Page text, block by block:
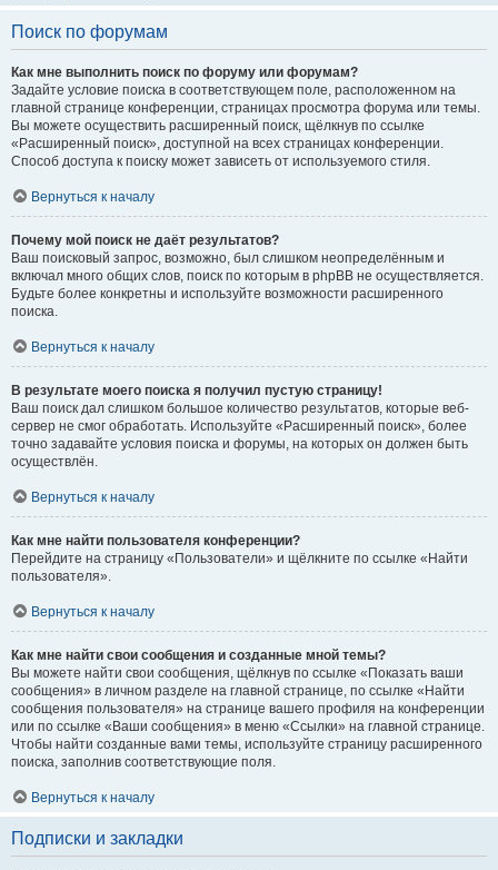
Поиск по форумам
Как мне выполнить поиск по форуму или форумам?
Задайте условие поиска в соответствующем поле, расположенном на
главной странице конференции, страницах просмотра форума или темы.
Вы можете осуществить расширенный поиск, щёлкнув по ссылке
«Расширенный поиск», доступной на всех страницах конференции.
Способ доступа к поиску может зависеть от используемого стиля.
Вернуться к началу
Почему мой поиск не даёт результатов?
Ваш поисковый запрос, возможно, был слишком неопределённым и
включал много общих слов, поиск по которым в phpBB не осуществляется.
Будьте более конкретны и используйте возможности расширенного
поиска.
Вернуться к началу
В результате моего поиска я получил пустую страницу!
Ваш поиск дал слишком большое количество результатов, которые веб-
сервер не смог обработать. Используйте «Расширенный поиск», более
точно задавайте условия поиска и форумы, на которых он должен быть
осуществлён.
Вернуться к началу
Как мне найти пользователя конференции?
Перейдите на страницу «Пользователи» и щёлкните по ссылке «Найти
пользователя».
Вернуться к началу
Как мне найти свои сообщения и созданные мной темы?
Вы можете найти свои сообщения, щёлкнув по ссылке «Показать ваши
сообщения» в личном разделе на главной странице, по ссылке «Найти
сообщения пользователя» на странице вашего профиля на конференции
или по ссылке «Ваши сообщения» в меню «Ссылки» на главной странице.
Чтобы найти созданные вами темы, используйте страницу расширенного
поиска, заполнив соответствующие поля.
Вернуться к началу
Подписки и закладки